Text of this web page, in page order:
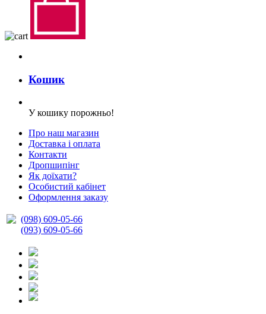
Кошик
У кошику порожньо!
Про наш магазин
Доставка і оплата
Контакти
Дропшипінг
Як доїхати?
Особистий кабінет
Оформлення заказу
(098) 609-05-66
(093) 609-05-66